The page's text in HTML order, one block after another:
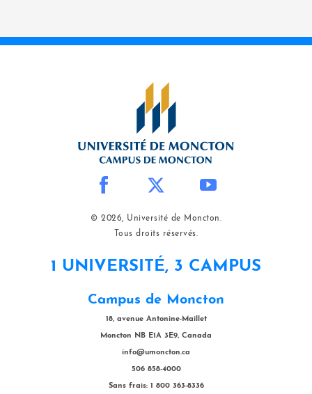
© 2026, Université de Moncton.
Tous droits réservés.
1 UNIVERSITÉ, 3 CAMPUS
Campus de Moncton
18, avenue Antonine-Maillet
Moncton NB E1A 3E9, Canada
info@umoncton.ca
506 858-4000
Sans frais: 1 800 363-8336